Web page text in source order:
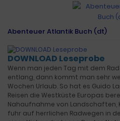
Abenteuer Atlantik Buch (dt)
DOWNLOAD Leseprobe
Wenn man jeden Tag mit dem
entlang, dann kommt man sehr
Wochen Urlaub. So hat es Guido
Reisen die Westküste Europas
Nahaufnahme von Landschaften,
fuhr auf herrlichen Radwegen in